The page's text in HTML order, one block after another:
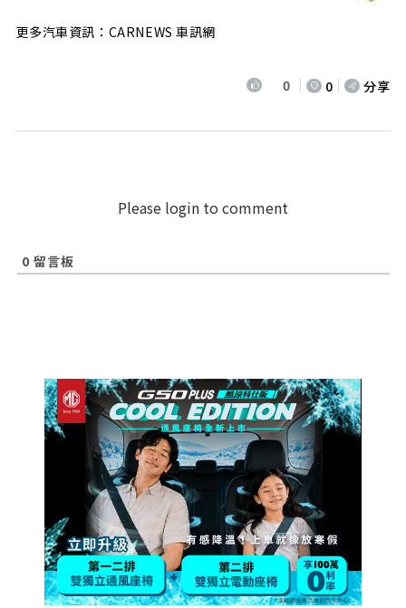
更多汽車資訊：CARNEWS 車訊網
0 0 分享
Please login to comment
0 留言板